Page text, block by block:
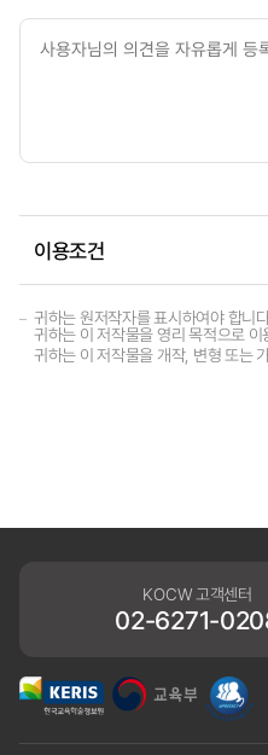
이용조건
귀하는 원저작자를 표시하여야 합니
귀하는 이 저작물을 영리 목적으로
귀하는 이 저작물을 개작, 변형 또는
KOCW 고객센터
02-6271-